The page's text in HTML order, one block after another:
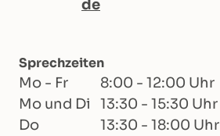
de
Sprechzeiten
Mo - Fr
8:00 - 12:00 Uhr
Mo und Di
13:30 - 15:30 Uhr
Do
13:30 - 18:00 Uhr